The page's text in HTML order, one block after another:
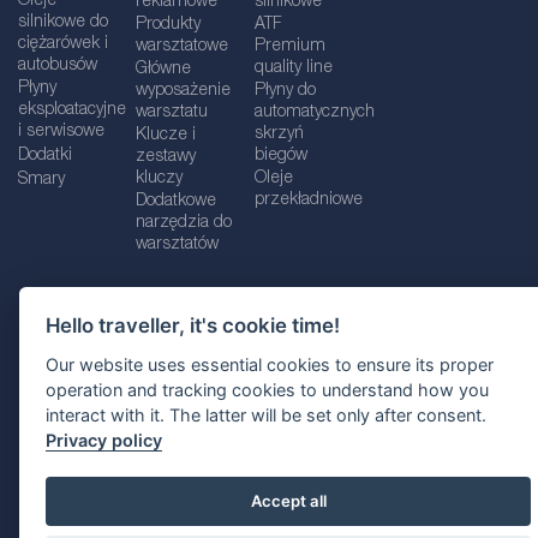
Hello traveller, it's cookie time!
Our website uses essential cookies to ensure its proper
operation and tracking cookies to understand how you
interact with it. The latter will be set only after consent.
Privacy policy
Accept all
silnikowe do
ciężarówek i
autobusów
Płyny
eksploatacyjne
i serwisowe
Dodatki
Smary
Produkty
warsztatowe
Główne
wyposażenie
warsztatu
Klucze i
zestawy
kluczy
Dodatkowe
narzędzia do
warsztatów
ATF
Premium
quality line
Płyny do
automatycznych
skrzyń
biegów
Oleje
przekładniowe
Polityka prywatnośc i Polityka Cookie